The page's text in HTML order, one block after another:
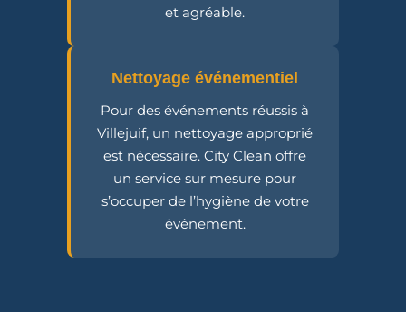
et agréable.
Nettoyage événementiel
Pour des événements réussis à
Villejuif, un nettoyage approprié
est nécessaire. City Clean offre
un service sur mesure pour
s’occuper de l’hygiène de votre
événement.